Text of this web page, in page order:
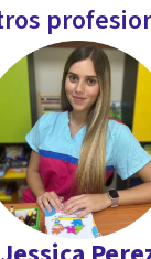
mismo una sesión